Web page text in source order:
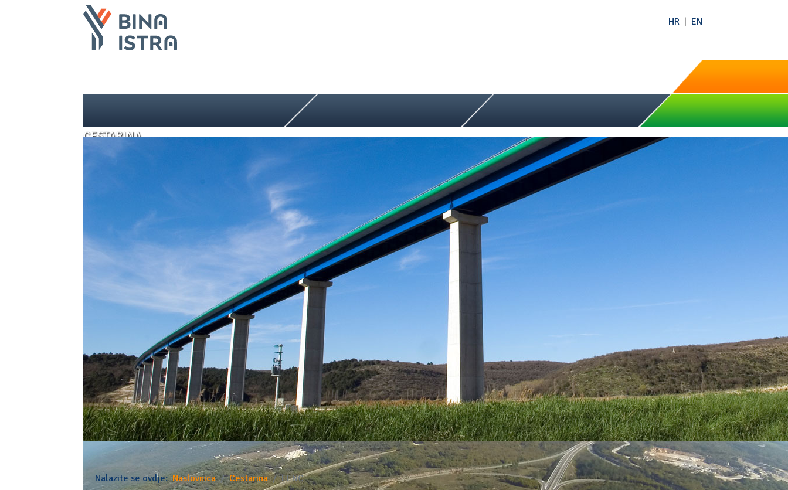
HR | EN
CESTARINA
Y ONLINE
MOJ KORISNIČKI RAČUN
NASLOVNICA
Nalazite se ovdje:Naslovnica Cestarina EENC